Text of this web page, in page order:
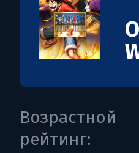
Возрастной
рейтинг: